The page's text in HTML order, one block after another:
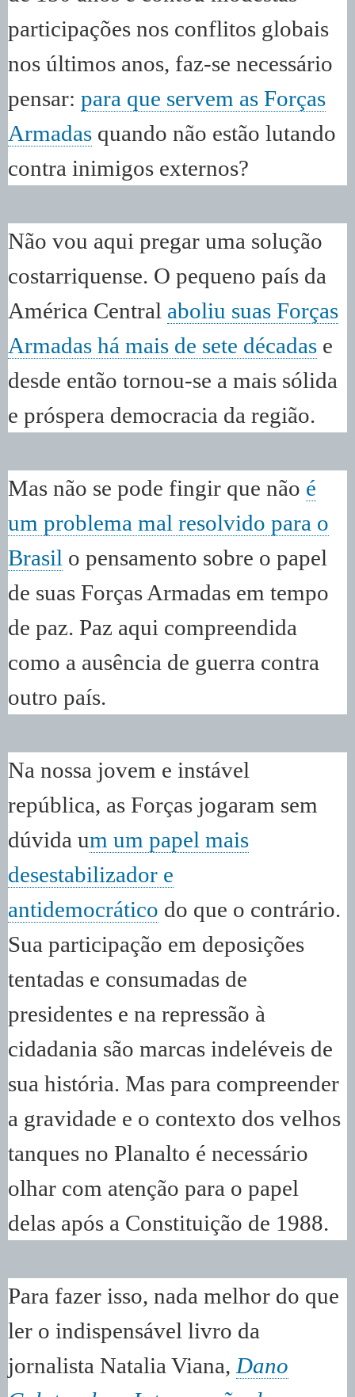
participações nos conflitos globais
nos últimos anos, faz-se necessário
pensar: para que servem as Forças
Armadas quando não estão lutando
contra inimigos externos?
Não vou aqui pregar uma solução
costarriquense. O pequeno país da
América Central aboliu suas Forças
Armadas há mais de sete décadas e
desde então tornou-se a mais sólida
e próspera democracia da região.
Mas não se pode fingir que não é
um problema mal resolvido para o
Brasil o pensamento sobre o papel
de suas Forças Armadas em tempo
de paz. Paz aqui compreendida
como a ausência de guerra contra
outro país.
Na nossa jovem e instável
república, as Forças jogaram sem
dúvida um um papel mais
desestabilizador e
antidemocrático do que o contrário.
Sua participação em deposições
tentadas e consumadas de
presidentes e na repressão à
cidadania são marcas indeléveis de
sua história. Mas para compreender
a gravidade e o contexto dos velhos
tanques no Planalto é necessário
olhar com atenção para o papel
delas após a Constituição de 1988.
Para fazer isso, nada melhor do que
ler o indispensável livro da
jornalista Natalia Viana, Dano